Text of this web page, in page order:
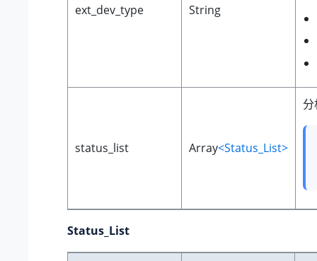
ext_dev_type String
status_list Array<Status_List>
Status_List